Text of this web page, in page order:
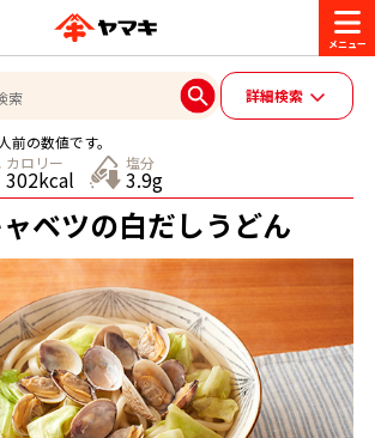
ゆ』 ヤマキ 割烹白だし
す
トップ
楽しむ
る
ン
詳細検索
の数値です。
カロリー
302kcal
塩分
3.9g
ベツの白だしうどん